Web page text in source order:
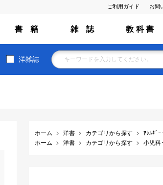
ご利用ガイド お問
書 籍 雑 誌 教 科 書
洋雑誌
ホーム 洋書 カテゴリから探す ｱﾚﾙｷﾞ
ホーム
洋書 カテゴリから探す 小児科